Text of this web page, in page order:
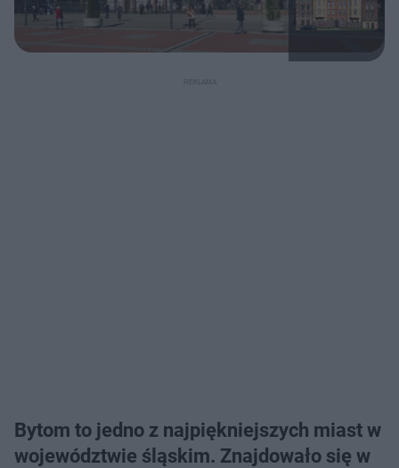
Bytom to jedno z najpiękniejszych miast w
województwie śląskim. Znajdowało się w